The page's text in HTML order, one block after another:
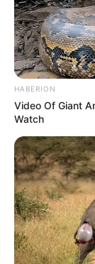
HABERION
Video Of Giant
Watch